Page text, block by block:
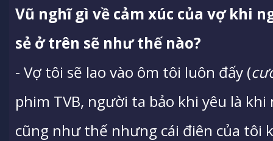
Vũ nghĩ gì về cảm xúc của vợ khi
sẻ ở trên sẽ như thế nào?
- Vợ tôi sẽ lao vào ôm tôi luôn đấy (
phim TVB, người ta bảo khi yêu là
cũng như thế nhưng cái điên của tôi